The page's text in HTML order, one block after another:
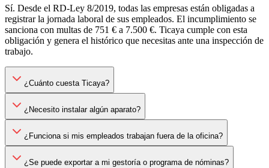
Sí. Desde el RD-Ley 8/2019, todas las empresas están obligadas a
registrar la jornada laboral de sus empleados. El incumplimiento se
sanciona con multas de 751 € a 7.500 €. Ticaya cumple con esta
obligación y genera el histórico que necesitas ante una inspección de
trabajo.
¿Cuánto cuesta Ticaya?
¿Necesito instalar algún aparato?
¿Funciona si mis empleados trabajan fuera de la oficina?
¿Se puede exportar a mi gestoría o programa de nóminas?